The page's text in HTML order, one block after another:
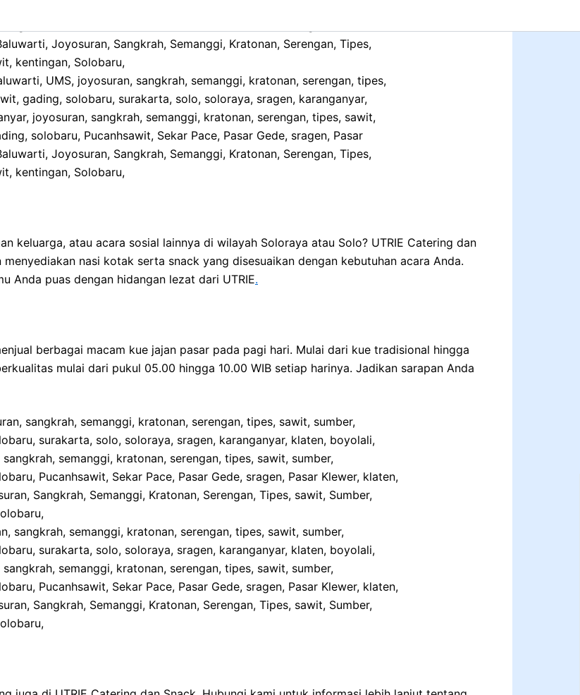
UMS, joyosuran, sangkrah, semanggi, kratonan, serengan, tipes,
gading, solobaru, surakarta, solo, soloraya, sragen, karanganyar,
joyosuran, sangkrah, semanggi, kratonan, serengan, tipes, sawit,
solobaru, Pucanhsawit, Sekar Pace, Pasar Gede, sragen, Pasar
Joyosuran, Sangkrah, Semanggi, Kratonan, Serengan, Tipes,
kentingan, Solobaru,
keluarga, atau acara sosial lainnya di wilayah Soloraya atau Solo? UTRIE Catering dan
nasi kotak serta snack yang disesuaikan dengan kebutuhan acara Anda.
Anda puas dengan hidangan lezat dari UTRIE.
berbagai macam kue jajan pasar pada pagi hari. Mulai dari kue tradisional hingga
mulai dari pukul 05.00 hingga 10.00 WIB setiap harinya. Jadikan sarapan Anda
sangkrah, semanggi, kratonan, serengan, tipes, sawit, sumber,
surakarta, solo, soloraya, sragen, karanganyar, klaten, boyolali,
semanggi, kratonan, serengan, tipes, sawit, sumber,
Pucanhsawit, Sekar Pace, Pasar Gede, sragen, Pasar Klewer, klaten,
Sangkrah, Semanggi, Kratonan, Serengan, Tipes, sawit, Sumber,